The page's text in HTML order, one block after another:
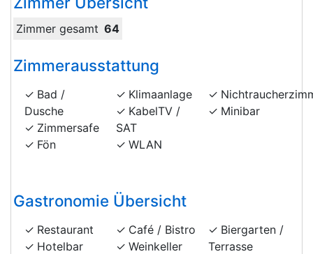
Zimmer gesamt 64
Zimmerausstattung
Bad /
Dusche
Zimmersafe
Fön
Klimaanlage
KabelTV /
SAT
WLAN
Minibar
Gastronomie Übersicht
Restaurant
Hotelbar
Café / Bistro
Weinkeller
Biergarten /
Terrasse